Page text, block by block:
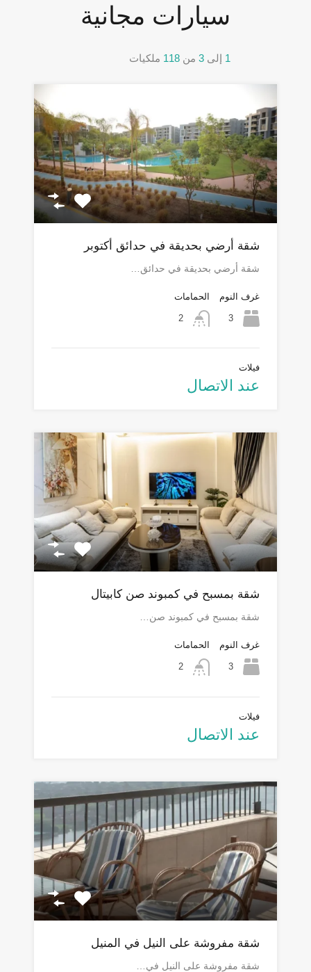
سيارات مجانية
1 إلى 3 من 118 ملكيات
شقة أرضي بحديقة في حدائق أكتوبر
شقة أرضي بحديقة في حدائق…
غرف النوم
3
الحمامات
2
فيلات
عند الاتصال
شقة بمسبح في كمبوند صن كابيتال
شقة بمسبح في كمبوند صن…
غرف النوم
3
الحمامات
2
فيلات
عند الاتصال
شقة مفروشة على النيل في المنيل
شقة مفروشة على النيل في…